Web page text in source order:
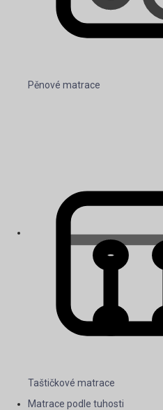
Pěnové matrace
Taštičkové matrace
Matrace podle tuhosti